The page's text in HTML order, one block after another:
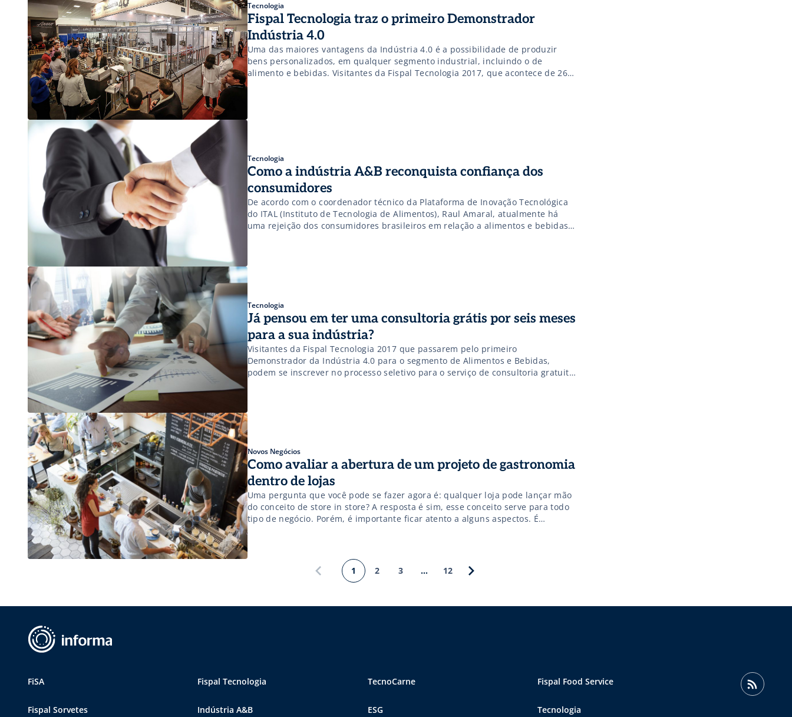
Tecnologia
Fispal Tecnologia traz o primeiro Demonstrador
Indústria 4.0
Uma das maiores vantagens da Indústria 4.0 é a possibilidade de produzir
bens personalizados, em qualquer segmento industrial, incluindo o de
alimento e bebidas. Visitantes da Fispal Tecnologia 2017, que acontece de 26 a
30 de junho no Expo São Paulo, em São Paulo (SP), podem conferir o
Tecnologia
Como a indústria A&B reconquista confiança dos
consumidores
De acordo com o coordenador técnico da Plataforma de Inovação Tecnológica
do ITAL (Instituto de Tecnologia de Alimentos), Raul Amaral, atualmente há
uma rejeição dos consumidores brasileiros em relação a alimentos e bebidas
Tecnologia
Já pensou em ter uma consultoria grátis por seis meses
para a sua indústria?
Visitantes da Fispal Tecnologia 2017 que passarem pelo primeiro
Demonstrador da Indústria 4.0 para o segmento de Alimentos e Bebidas,
podem se inscrever no processo seletivo para o serviço de consultoria gratuita
Novos Negócios
Como avaliar a abertura de um projeto de gastronomia
dentro de lojas
Uma pergunta que você pode se fazer agora é: qualquer loja pode lançar mão
do conceito de store in store? A resposta é sim, esse conceito serve para todo
tipo de negócio. Porém, é importante ficar atento a alguns aspectos. É
importante escolher uma loja que tenha objetivos em comum ou
1 2 3 … 12
FiSA Fispal Tecnologia TecnoCarne Fispal Food Service
Fispal Sorvetes Indústria A&B ESG Tecnologia